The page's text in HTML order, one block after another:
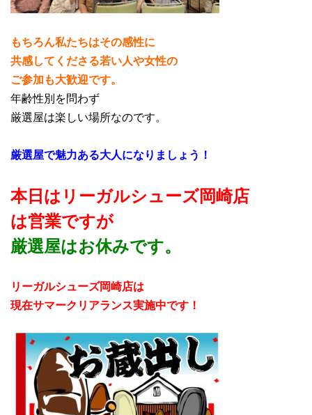
もちろん私たちはその感性に
共感してくださる若い人や女性の
ご参加も大歓迎です。
年齢性別を問わず
厳選屋は楽しい場所なのです。
厳選屋で魅力ある大人になりましょう！
本日はリーガルシューズ岡崎店
は営業ですが
厳選屋はお休みです。
リーガルシューズ岡崎店は
現在サマークリアランス実施中です！